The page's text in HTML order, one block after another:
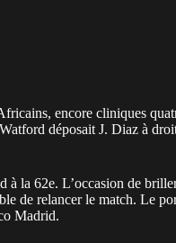
encore cliniques
déposait J. Diaz à
à la 62e. L’occasion de
de relancer le match. Le
Madrid.